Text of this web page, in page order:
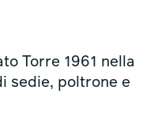
Torre 1961 nella
sedie, poltrone e